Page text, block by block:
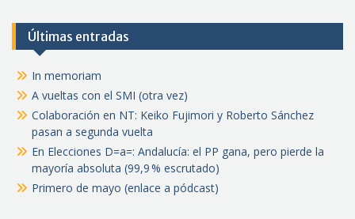
Últimas entradas
In memoriam
A vueltas con el SMI (otra vez)
Colaboración en NT: Keiko Fujimori y Roberto Sánchez
pasan a segunda vuelta
En Elecciones D=a=: Andalucía: el PP gana, pero pierde la
mayoría absoluta (99,9 % escrutado)
Primero de mayo (enlace a pódcast)